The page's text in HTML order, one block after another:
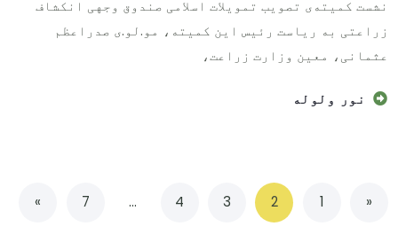
نشست کمیته‌ی تصویب تمویلات اسلامی صندوق وجهی انکشاف
زراعتی به ریاست رئیس این کمیته، مو.لو.ی صدراعظم
عثمانی، معین وزارت زراعت،
نور ولوله
«
1
2
3
4
…
7
»